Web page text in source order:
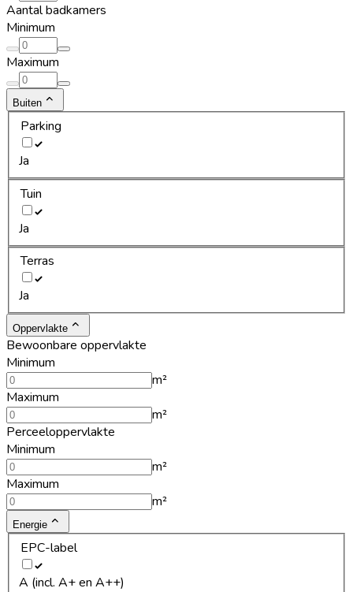
Aantal badkamers
Minimum
Maximum
Buiten
Parking
Ja
Tuin
Ja
Terras
Ja
Oppervlakte
Bewoonbare oppervlakte
Minimum
m²
Maximum
m²
Perceeloppervlakte
Minimum
m²
Maximum
m²
Energie
EPC-label
A (incl. A+ en A++)